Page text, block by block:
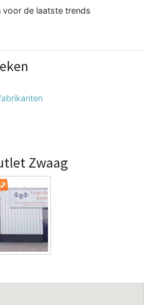
voor de laatste trends
Zwaag